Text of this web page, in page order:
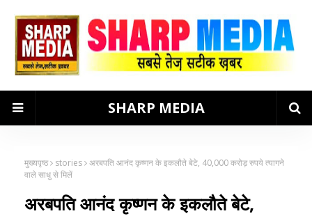
SHARP MEDIA
मुख्यपृष्ठ stories अरबपति आनंद कृष्णन के इकलौते बेटे, 40,000 करोड़ रुपये त्यागने
वाले साधु से मिलें
अरबपति आनंद कृष्णन के इकलौते बेटे,